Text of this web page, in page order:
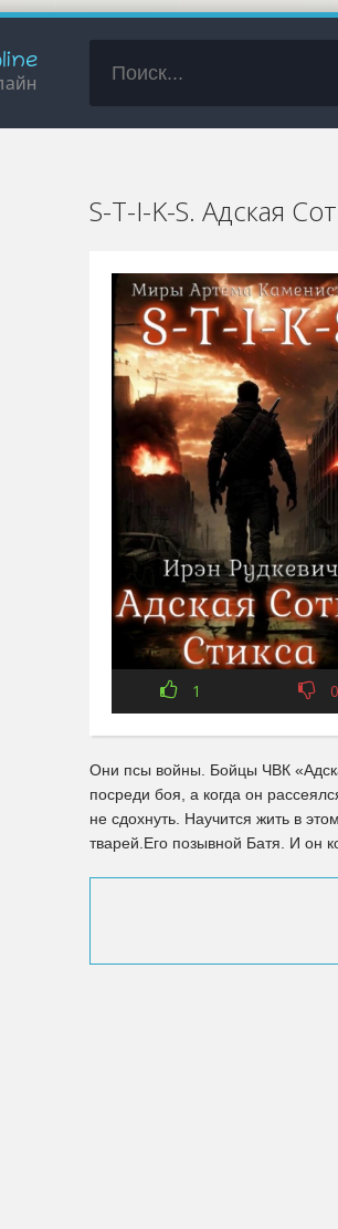
S-T-I-K-S. Адская
1 0
Они псы войны. Бойцы ЧВК
посреди боя, а когда он
не сдохнуть. Научится жить в
тварей.Его позывной Батя. И он